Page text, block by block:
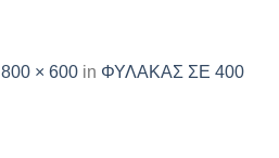
800 × 600 in ΦΥΛΑΚΑΣ ΣΕ 400